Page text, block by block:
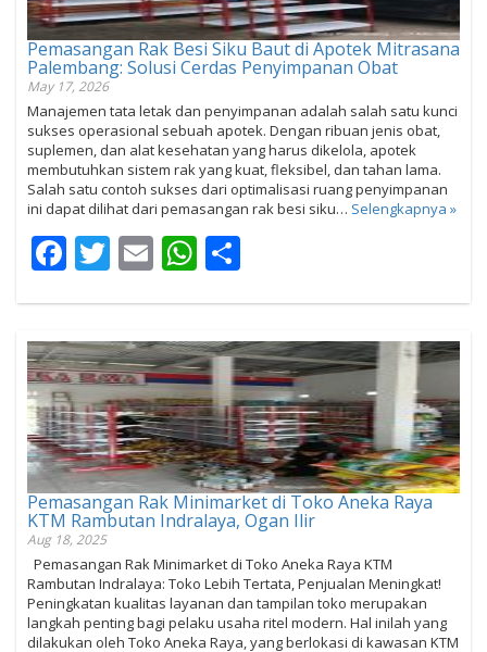
Pemasangan Rak Besi Siku Baut di Apotek Mitrasana
Palembang: Solusi Cerdas Penyimpanan Obat
May 17, 2026
Manajemen tata letak dan penyimpanan adalah salah satu kunci
sukses operasional sebuah apotek. Dengan ribuan jenis obat,
suplemen, dan alat kesehatan yang harus dikelola, apotek
membutuhkan sistem rak yang kuat, fleksibel, dan tahan lama.
Salah satu contoh sukses dari optimalisasi ruang penyimpanan
ini dapat dilihat dari pemasangan rak besi siku… Selengkapnya »
Facebook
Twitter
EmailWhatsApp
Pemasangan Rak Minimarket di Toko Aneka Raya
KTM Rambutan Indralaya, Ogan Ilir
Aug 18, 2025
Pemasangan Rak Minimarket di Toko Aneka Raya KTM
Rambutan Indralaya: Toko Lebih Tertata, Penjualan Meningkat!
Peningkatan kualitas layanan dan tampilan toko merupakan
langkah penting bagi pelaku usaha ritel modern. Hal inilah yang
dilakukan oleh Toko Aneka Raya, yang berlokasi di kawasan KTM